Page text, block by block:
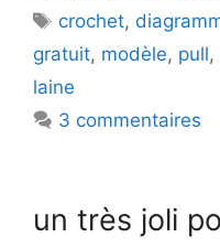
Étiquettes
crochet,
gratuit, modèle, pull,
laine
3 commentaires
un très joli